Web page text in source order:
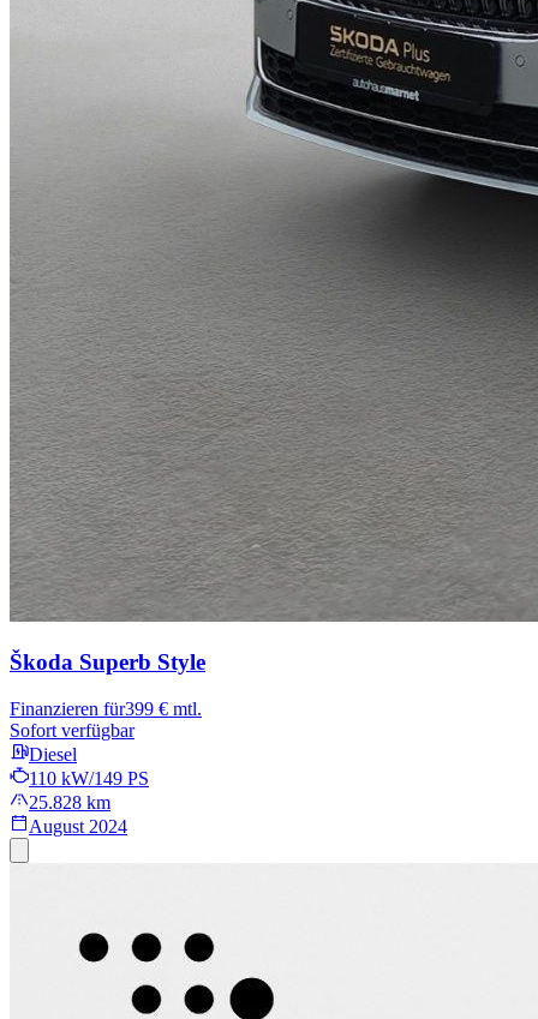
Škoda Superb Style
Finanzieren für399 € mtl.
Sofort verfügbar
Diesel
110 kW/149 PS
25.828 km
August 2024